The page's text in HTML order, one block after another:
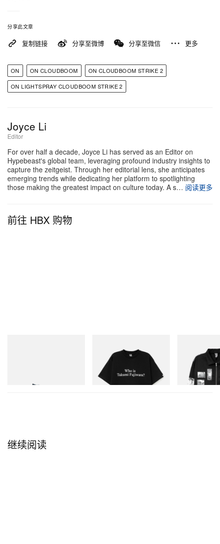
是次发表当中的巅峰之作，搭载 On 革命性的
厂、超过 200 道工序的传统制程，LightSpray 以在
地化机械臂自动化操作，于短短数分钟内喷射长达
1.5 公里的专用纤维，将鞋面生产浓缩成单一步骤。
贴合足部宛如第二层肌肤。根据环境顾问公司 Vaayu
的产品生命周期评估，此零浪费制程可将鞋面碳足迹
最多降低 65%。为这份环保优势同时加上速度背
书，University of Cape Town 最新研究亦证实，自动
化 LightSpray 版本相较业界顶尖标准，可带来约
这双跑鞋在尚未正式上市前，已于世界舞台累积亮眼
基地，并已于 2026 年 4 月正式投产。
Cloudboom Strike 2 与 LightSpray Cloudboom
Strike 2 将于 2026 年 7 月 30 日全球正式上市。两款
分享此文章
复制链接 分享至微博 分享至微信 更多
ON ON CLOUDBOOM
ON CLOUDBOOM STRIKE 2
ON LIGHTSPRAY CLOUDBOOM STRIKE 2
Joyce Li
Editor
For over half a decade, Joyce Li has served as an Editor on
Hypebeast's global team, leveraging profound industry insights to
capture the zeitgeist. Through her editorial lens, she anticipates
emerging trends while dedicating her platform to spotlighting
those making the greatest impact on culture today. A s… 阅读更多
前往 HBX 购物
Billionaire Boys Club X Initial
D Cotton T-Shirt 3
立刻购入
Billionaire
D Cotton Jacket
立刻购入
继续阅读